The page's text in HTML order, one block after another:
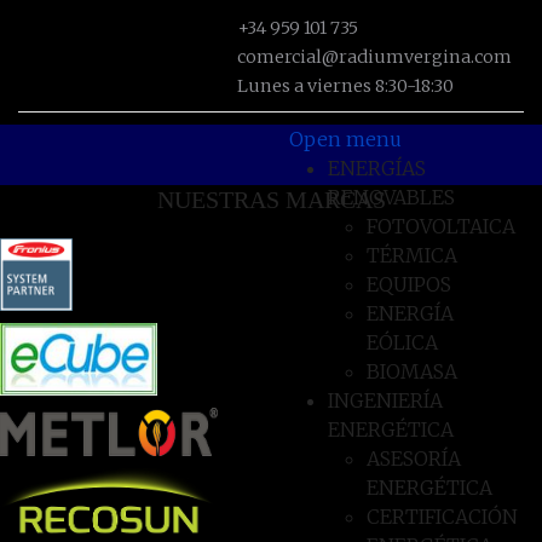
+34 959 101 735
comercial@radiumvergina.com
Lunes a viernes 8:30-18:30
Open menu
ENERGÍAS
RENOVABLES
FOTOVOLTAICA
TÉRMICA
EQUIPOS
ENERGÍA
EÓLICA
BIOMASA
INGENIERÍA
ENERGÉTICA
ASESORÍA
ENERGÉTICA
CERTIFICACIÓN
NUESTRAS MARCAS